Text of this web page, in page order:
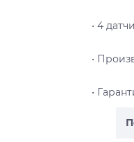
• 4
•
•